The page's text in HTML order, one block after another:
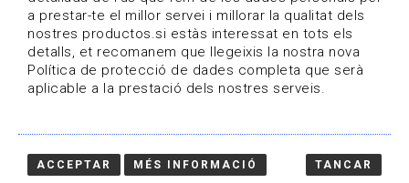
Convocatòries, activitats i notícies del sector de la
cultura.
a prestar-te el millor servei i millorar la qualitat dels
nostres productos.si estàs interessat en tots els
detalls, et recomanem que llegeixis la nostra nova
Política de protecció de dades completa que serà
aplicable a la prestació dels nostres serveis.
ACCEPTAR MÉS INFORMACIÓ TANCAR